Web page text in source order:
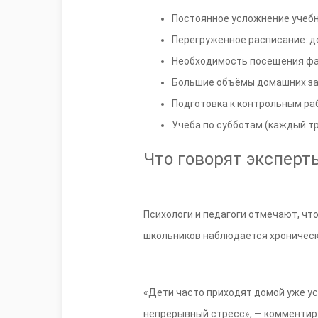
Постоянное усложнение
Перегруженное расписание:
Необходимость посещения
Большие объёмы домашних
Подготовка к контрольным
Учёба по субботам (каждый
Что говорят
Психологи и педагоги отмечают,
школьников наблюдается
«Дети часто приходят домой уже
непрерывный стресс», —